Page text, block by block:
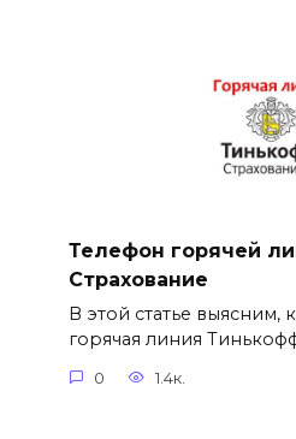
Телефон горячей
Страхование
В этой статье выясним,
горячая линия
0 1.4к.